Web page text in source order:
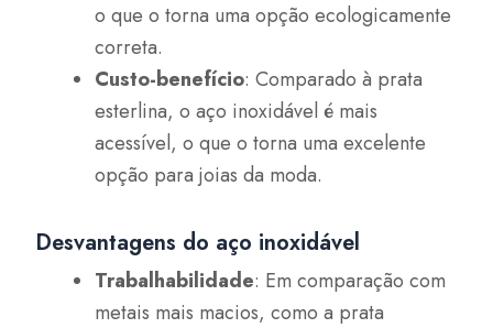
o que o torna uma opção ecologicamente
correta.
Custo-benefício: Comparado à prata
esterlina, o aço inoxidável é mais
acessível, o que o torna uma excelente
opção para joias da moda.
Desvantagens do aço inoxidável
Trabalhabilidade: Em comparação com
metais mais macios, como a prata